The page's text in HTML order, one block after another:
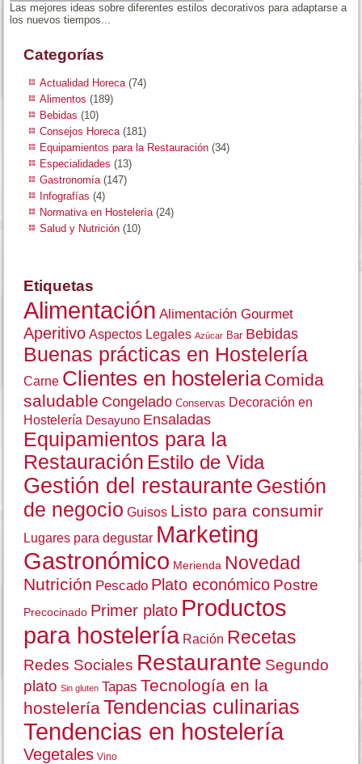
Las mejores ideas sobre diferentes estilos decorativos para adaptarse a
los nuevos tiempos...
Categorías
Actualidad Horeca (74)
Alimentos (189)
Bebidas (10)
Consejos Horeca (181)
Equipamientos para la Restauración (34)
Especialidades (13)
Gastronomía (147)
Infografías (4)
Normativa en Hostelería (24)
Salud y Nutrición (10)
Etiquetas
Alimentación Alimentación Gourmet
Aperitivo Aspectos Legales Azúcar Bar Bebidas
Buenas prácticas en Hostelería
Carne Clientes en hosteleriaComida
saludable Congelado Conservas Decoración en
Hostelería Desayuno Ensaladas
Equipamientos para la
Restauración Estilo de Vida
Gestión del restaurante Gestión
de negocio Guisos Listo para consumir
Lugares para degustar Marketing
Gastronómico Merienda Novedad
Nutrición Pescado Plato económico Postre
Precocinado Primer plato Productos
para hostelería Ración Recetas
Redes Sociales Restaurante Segundo
plato Sin gluten Tapas Tecnología en la
hosteleríaTendencias culinarias
Tendencias en hostelería
Vegetales Vino